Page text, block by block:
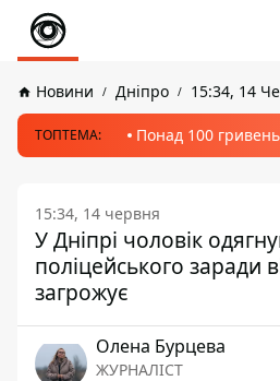
Новини Дніпро 15:34, 14
ТОПТЕМА: Понад 100
15:34, 14 червня
У Дніпрі чоловік
поліцейського заради
загрожує
Олена Бурцева
ЖУРНАЛІСТ